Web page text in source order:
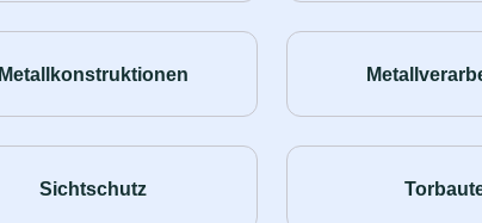
Metallkonstruktionen
Sichtschutz